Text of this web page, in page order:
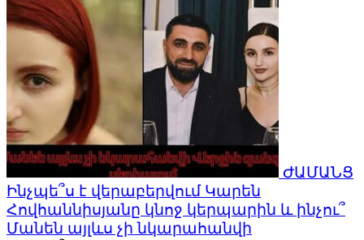
ԺԱՄԱՆՑ
Ինչպե՞ս է վերաբերվում Կարեն
Հովհաննիսյանը կնոջ կերպարին և ինչու՞
Մանեն այլևս չի նկարահանվի